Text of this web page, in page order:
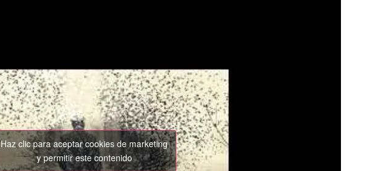
Haz clic para aceptar cookies de marketing
y permitir este contenido